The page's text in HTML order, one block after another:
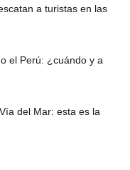
a turistas en las
el Perú: ¿cuándo y a
del Mar: esta es la